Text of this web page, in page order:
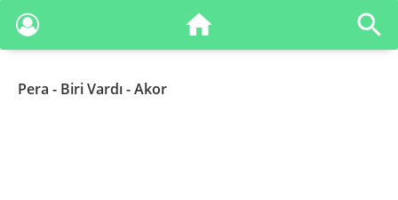
Pera - Biri Vardı - Akor